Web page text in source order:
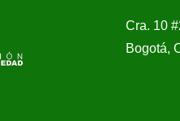
Cra. 10
Bogotá,